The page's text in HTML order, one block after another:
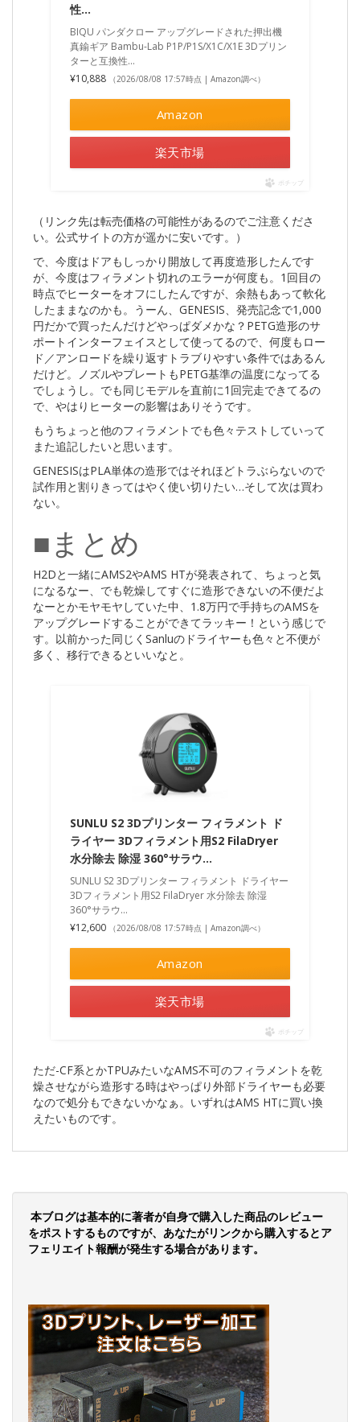
性…
BIQU パンダクロー アップグレードされた押出機
真鍮ギア Bambu-Lab P1P/P1S/X1C/X1E 3Dプリン
ターと互換性…
¥10,888
（2026/08/08 17:57時点 | Amazon調べ）
Amazon
楽天市場
ポチップ
（リンク先は転売価格の可能性があるのでご注意くださ
い。公式サイトの方が遥かに安いです。）
で、今度はドアもしっかり開放して再度造形したんです
が、今度はフィラメント切れのエラーが何度も。1回目の
時点でヒーターをオフにしたんですが、余熱もあって軟化
したままなのかも。うーん、GENESIS、発売記念で1,000
円だかで買ったんだけどやっぱダメかな？PETG造形のサ
ポートインターフェイスとして使ってるので、何度もロー
ド／アンロードを繰り返すトラブりやすい条件ではあるん
だけど。ノズルやプレートもPETG基準の温度になってる
でしょうし。でも同じモデルを直前に1回完走できてるの
で、やはりヒーターの影響はありそうです。
もうちょっと他のフィラメントでも色々テストしていって
また追記したいと思います。
GENESISはPLA単体の造形ではそれほどトラぶらないので
試作用と割りきってはやく使い切りたい…そして次は買わ
ない。
■まとめ
H2Dと一緒にAMS2やAMS HTが発表されて、ちょっと気
になるなー、でも乾燥してすぐに造形できないの不便だよ
なーとかモヤモヤしていた中、1.8万円で手持ちのAMSを
アップグレードすることができてラッキー！という感じで
す。以前かった同じくSanluのドライヤーも色々と不便が
多く、移行できるといいなと。
SUNLU S2 3Dプリンター フィラメント ド
ライヤー 3Dフィラメント用S2 FilaDryer
水分除去 除湿 360°サラウ…
SUNLU S2 3Dプリンター フィラメント ドライヤー
3Dフィラメント用S2 FilaDryer 水分除去 除湿
360°サラウ…
¥12,600
（2026/08/08 17:57時点 | Amazon調べ）
Amazon
楽天市場
ポチップ
ただ-CF系とかTPUみたいなAMS不可のフィラメントを乾
燥させながら造形する時はやっぱり外部ドライヤーも必要
なので処分もできないかなぁ。いずれはAMS HTに買い換
えたいものです。
本ブログは基本的に著者が自身で購入した商品のレビュー
をポストするものですが、あなたがリンクから購入するとア
フェリエイト報酬が発生する場合があります。